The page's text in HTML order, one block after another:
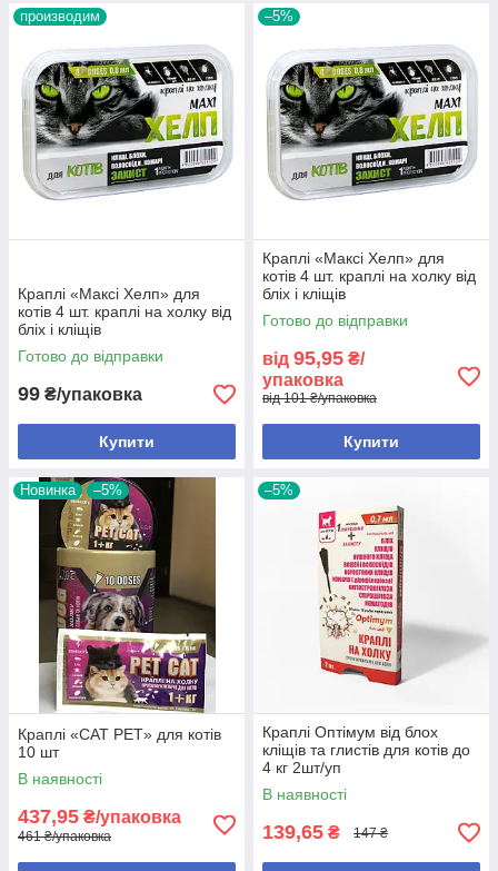
производим
Краплі «Максі Хелп» для
котів 4 шт. краплі на холку від
бліх і кліщів
Готово до відправки
99 ₴/упаковка
Купити
–5%
Краплі «Максі Хелп» для
котів 4 шт. краплі на холку від
бліх і кліщів
Готово до відправки
від 95,95 ₴/
упаковка
від 101 ₴/упаковка
Купити
Новинка –5%
Краплі «CAT PET» для котів
10 шт
В наявності
437,95 ₴/упаковка
461 ₴/упаковка
–5%
Краплі Оптімум від блох
кліщів та глистів для котів до
4 кг 2шт/уп
В наявності
139,65 ₴ 147 ₴